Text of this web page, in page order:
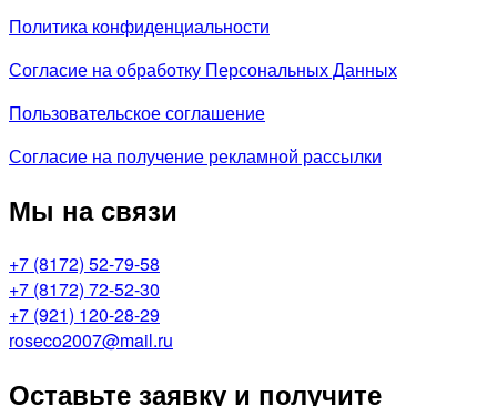
Политика конфиденциальности
Согласие на обработку Персональных Данных
Пользовательское соглашение
Согласие на получение рекламной рассылки
Мы на связи
+7 (8172) 52-79-58
+7 (8172) 72-52-30
+7 (921) 120-28-29
roseco2007@mail.ru
Оставьте заявку и получите